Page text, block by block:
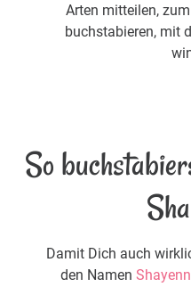
Arten mitteilen,
buchstabieren, mit
So
Damit Dich auch
den Namen